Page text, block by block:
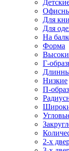
Для
Для
На
Форма
Г-
Низкие
П-
2-х